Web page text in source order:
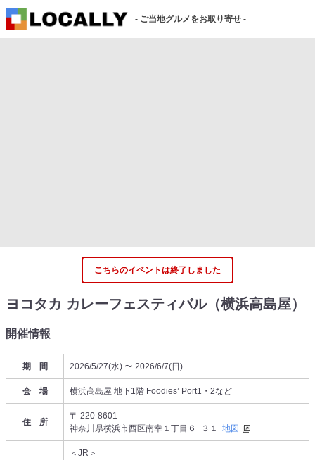
- ご当地グルメをお取り寄せ -
こちらのイベントは終了しました
ヨコタカ カレーフェスティバル（横浜高島屋）
開催情報
期 間 2026/5/27(水) 〜 2026/6/7(日)
会 場 横浜高島屋 地下1階 Foodies’ Port1・2など
住 所
〒 220-8601
神奈川県横浜市西区南幸１丁目６−３１ 地図
＜JR＞